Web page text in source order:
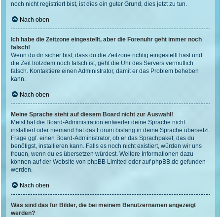
noch nicht registriert bist, ist dies ein guter Grund, dies jetzt zu tun.
Nach oben
Ich habe die Zeitzone eingestellt, aber die Forenuhr geht immer noch
falsch!
Wenn du dir sicher bist, dass du die Zeitzone richtig eingestellt hast und
die Zeit trotzdem noch falsch ist, geht die Uhr des Servers vermutlich
falsch. Kontaktiere einen Administrator, damit er das Problem beheben
kann.
Nach oben
Meine Sprache steht auf diesem Board nicht zur Auswahl!
Meist hat die Board-Administration entweder deine Sprache nicht
installiert oder niemand hat das Forum bislang in deine Sprache übersetzt.
Frage ggf. einen Board-Administrator, ob er das Sprachpaket, das du
benötigst, installieren kann. Falls es noch nicht existiert, würden wir uns
freuen, wenn du es übersetzen würdest. Weitere Informationen dazu
können auf der Website von phpBB Limited oder aufphpBB.de gefunden
werden.
Nach oben
Was sind das für Bilder, die bei meinem Benutzernamen angezeigt
werden?